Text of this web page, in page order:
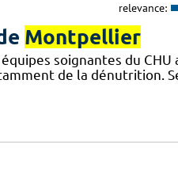
relevance:
Montpellier
soignantes du CHU
de la dénutrition.